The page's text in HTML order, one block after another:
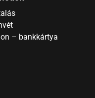
– bankkártya